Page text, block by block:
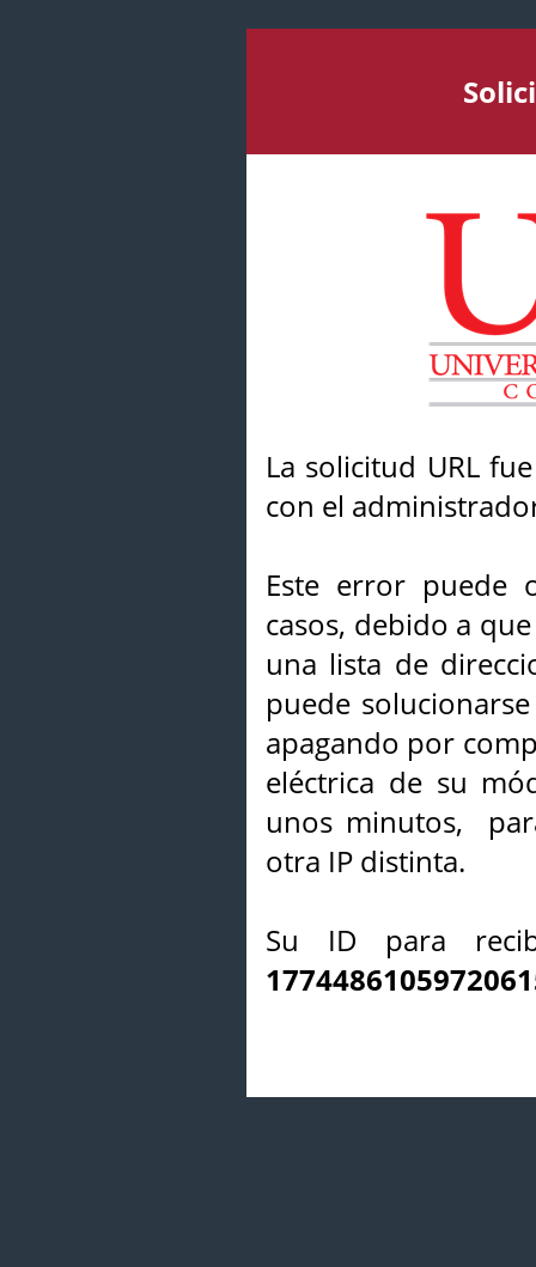
La solicitud URL
con el
Este error puede
casos, debido a
una lista de
puede
apagando por
eléctrica de su
unos minutos,
otra IP distinta.
Su ID para